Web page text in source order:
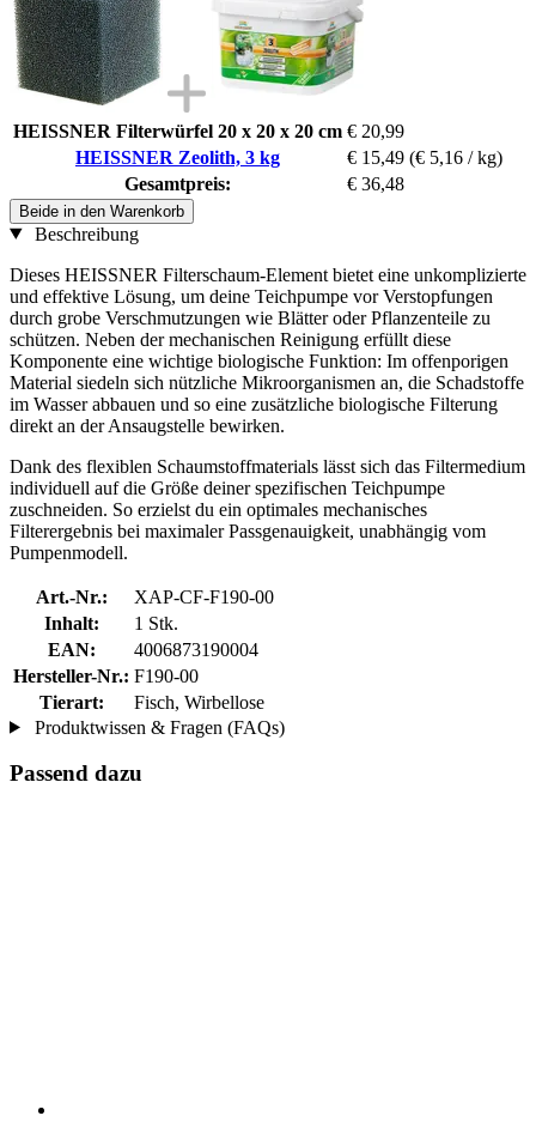
HEISSNER Filterwürfel 20 x 20 x 20 cm € 20,99
HEISSNER Zeolith, 3 kg
€ 15,49 (€ 5,16 / kg)
Gesamtpreis:
€ 36,48
Beide in den Warenkorb
Beschreibung
Dieses HEISSNER Filterschaum-Element bietet eine unkomplizierte
und effektive Lösung, um deine Teichpumpe vor Verstopfungen
durch grobe Verschmutzungen wie Blätter oder Pflanzenteile zu
schützen. Neben der mechanischen Reinigung erfüllt diese
Komponente eine wichtige biologische Funktion: Im offenporigen
Material siedeln sich nützliche Mikroorganismen an, die Schadstoffe
im Wasser abbauen und so eine zusätzliche biologische Filterung
direkt an der Ansaugstelle bewirken.
Dank des flexiblen Schaumstoffmaterials lässt sich das Filtermedium
individuell auf die Größe deiner spezifischen Teichpumpe
zuschneiden. So erzielst du ein optimales mechanisches
Filterergebnis bei maximaler Passgenauigkeit, unabhängig vom
Pumpenmodell.
Art.-Nr.:
XAP-CF-F190-00
Inhalt:
1 Stk.
EAN:
4006873190004
Hersteller-Nr.: F190-00
Tierart:
Fisch, Wirbellose
Produktwissen & Fragen (FAQs)
Passend dazu